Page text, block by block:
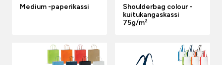
Medium -paperikassi
Shoulderbag colour -
kuitukangaskassi
75g/m²